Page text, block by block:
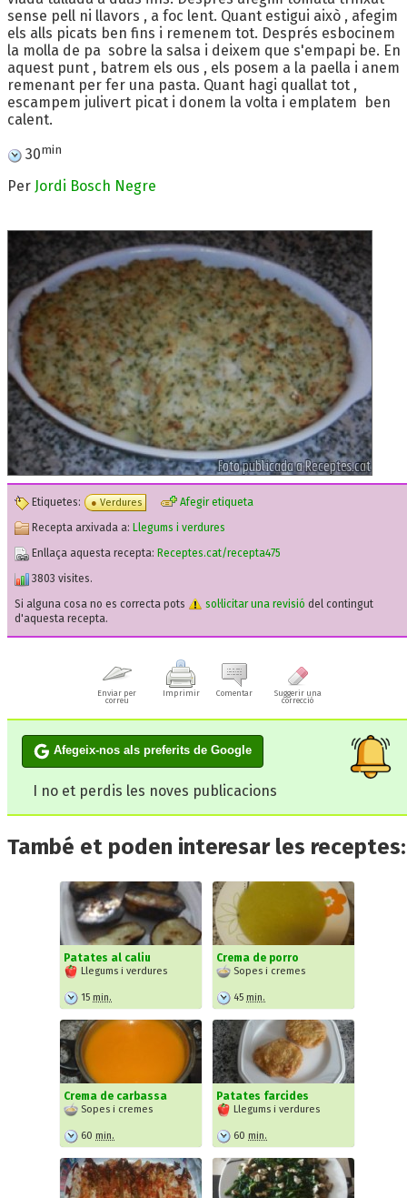
sense pell ni llavors , a foc lent. Quant estigui això , afegim
els alls picats ben fins i remenem tot. Després esbocinem
la molla de pa sobre la salsa i deixem que s'empapi be. En
aquest punt , batrem els ous , els posem a la paella i anem
remenant per fer una pasta. Quant hagi quallat tot ,
escampem julivert picat i donem la volta i emplatem ben
calent.
30min
Per Jordi Bosch Negre
Etiquetes: Verdures
Afegir etiqueta
Recepta arxivada a: Llegums i verdures
Enllaça aquesta recepta: Receptes.cat/recepta475
3803 visites.
Si alguna cosa no es correcta pots
sol·licitar una revisió del contingut
d'aquesta recepta.
Enviar per
correu
Imprimir Comentar
Suggerir una
correcció
Afegeix-nos als preferits de Google
I no et perdis les noves publicacions
També et poden interesar les receptes:
Patates al caliu
Llegums i verdures
15 min.
Crema de porro
Sopes i cremes
45 min.
Crema de carbassa
Sopes i cremes
60 min.
Patates farcides
Llegums i verdures
60 min.